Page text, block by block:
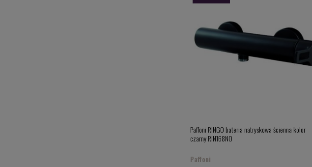
Paffoni RINGO bateria natryskowa ścienna kolor
czarny RIN168NO
Paffoni